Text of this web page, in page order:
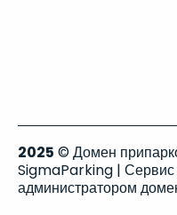
2025 © Домен
SigmaParking |
администратором